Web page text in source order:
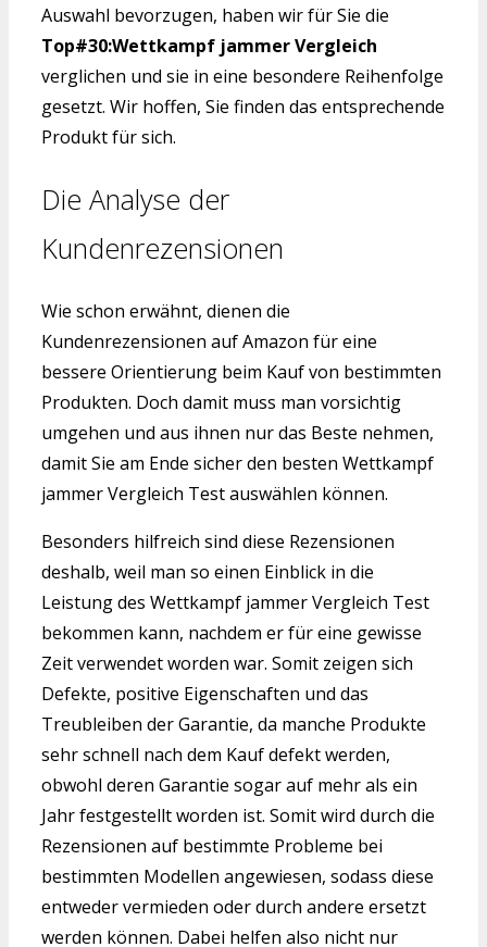
Auswahl bevorzugen, haben wir für Sie die
Top#30:Wettkampf jammer Vergleich
verglichen und sie in eine besondere Reihenfolge
gesetzt. Wir hoffen, Sie finden das entsprechende
Produkt für sich.
Die Analyse der
Kundenrezensionen
Wie schon erwähnt, dienen die
Kundenrezensionen auf Amazon für eine
bessere Orientierung beim Kauf von bestimmten
Produkten. Doch damit muss man vorsichtig
umgehen und aus ihnen nur das Beste nehmen,
damit Sie am Ende sicher den besten Wettkampf
jammer Vergleich Test auswählen können.
Besonders hilfreich sind diese Rezensionen
deshalb, weil man so einen Einblick in die
Leistung des Wettkampf jammer Vergleich Test
bekommen kann, nachdem er für eine gewisse
Zeit verwendet worden war. Somit zeigen sich
Defekte, positive Eigenschaften und das
Treubleiben der Garantie, da manche Produkte
sehr schnell nach dem Kauf defekt werden,
obwohl deren Garantie sogar auf mehr als ein
Jahr festgestellt worden ist. Somit wird durch die
Rezensionen auf bestimmte Probleme bei
bestimmten Modellen angewiesen, sodass diese
entweder vermieden oder durch andere ersetzt
werden können. Dabei helfen also nicht nur